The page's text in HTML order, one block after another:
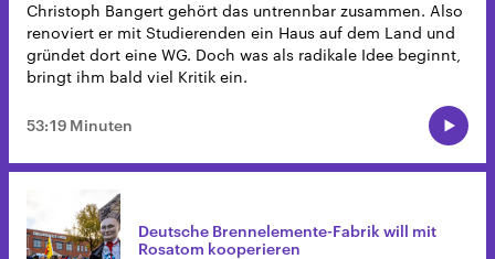
Christoph Bangert gehört das untrennbar zusammen. Also
renoviert er mit Studierenden ein Haus auf dem Land und
gründet dort eine WG. Doch was als radikale Idee beginnt,
bringt ihm bald viel Kritik ein.
53:19 Minuten
Deutsche Brennelemente-Fabrik will mit
Rosatom kooperieren